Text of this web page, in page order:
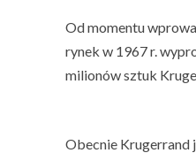
Od momentu
rynek w 1967 r.
milionów sztuk
Obecnie Krugerrand